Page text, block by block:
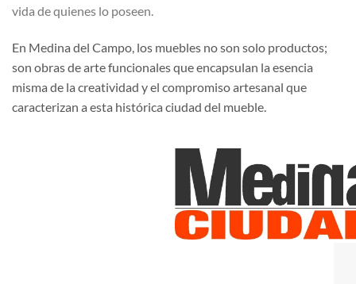
vida de quienes lo poseen.
En Medina del Campo, los muebles no son solo productos;
son obras de arte funcionales que encapsulan la esencia
misma de la creatividad y el compromiso artesanal que
caracterizan a esta histórica ciudad del mueble.